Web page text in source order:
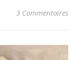
3 Commentaires